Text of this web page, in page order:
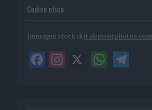
Codice etico
Immagini stock di it.depositphotos.com